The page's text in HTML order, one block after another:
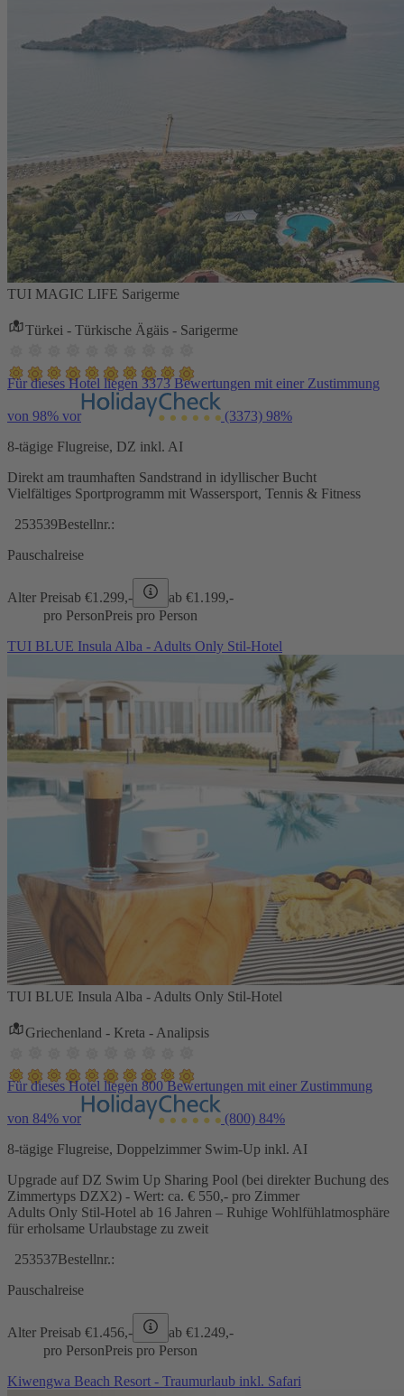
TUI MAGIC LIFE Sarigerme
Türkei - Türkische Ägäis - Sarigerme
Für dieses Hotel liegen 3373 Bewertungen mit einer Zustimmung
von 98% vor (3373) 98%
8-tägige Flugreise, DZ inkl. AI
Direkt am traumhaften Sandstrand in idyllischer Bucht
Vielfältiges Sportprogramm mit Wassersport, Tennis & Fitness
253539Bestellnr.:
Pauschalreise
Alter Preisab €1.299,- ab €1.199,-
pro PersonPreis pro Person
TUI BLUE Insula Alba - Adults Only Stil-Hotel
TUI BLUE Insula Alba - Adults Only Stil-Hotel
Griechenland - Kreta - Analipsis
Für dieses Hotel liegen 800 Bewertungen mit einer Zustimmung
von 84% vor (800) 84%
8-tägige Flugreise, Doppelzimmer Swim-Up inkl. AI
Upgrade auf DZ Swim Up Sharing Pool (bei direkter Buchung des
Zimmertyps DZX2) - Wert: ca. € 550,- pro Zimmer
Adults Only Stil-Hotel ab 16 Jahren – Ruhige Wohlfühlatmosphäre
für erholsame Urlaubstage zu zweit
253537Bestellnr.:
Pauschalreise
Alter Preisab €1.456,- ab €1.249,-
pro PersonPreis pro Person
Kiwengwa Beach Resort - Traumurlaub inkl. Safari